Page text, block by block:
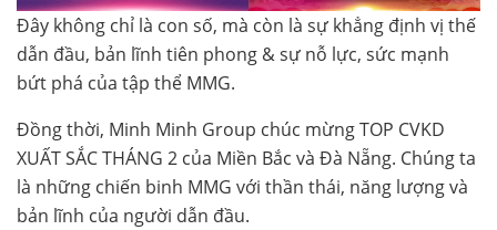
Đây không chỉ là con số, mà còn là sự khẳng định vị thế
dẫn đầu, bản lĩnh tiên phong & sự nỗ lực, sức mạnh
bứt phá của tập thể MMG.
Đồng thời, Minh Minh Group chúc mừng TOP CVKD
XUẤT SẮC THÁNG 2 của Miền Bắc và Đà Nẵng. Chúng ta
là những chiến binh MMG với thần thái, năng lượng và
bản lĩnh của người dẫn đầu.